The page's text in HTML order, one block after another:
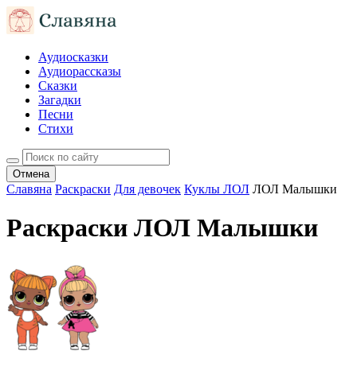
Аудиосказки
Аудиорассказы
Сказки
Загадки
Песни
Стихи
Отмена
Славяна Раскраски Для девочек Куклы ЛОЛ ЛОЛ Малышки
Раскраски ЛОЛ Малышки